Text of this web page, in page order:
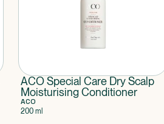
ACO Special Care Dry Scalp
Moisturising Conditioner
ACO
200 ml